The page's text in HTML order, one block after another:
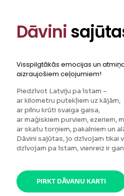
Dāvini
Visspilgtākās emocijas un
aizraujošiem ceļojumiem!
Piedzīvot Latviju pa īstam –
ar kilometru putekļiem uz kājām,
ar pilnu krūti svaiga gaisa,
ar maģiskiem purviem, ezeriem,
ar skatu torņiem, pakalniem un
Dāvini sajūtas, jo dzīvojam tikai
dzīvojam pa īstam, vienreiz ir
PIRKT DĀVANU KARTI